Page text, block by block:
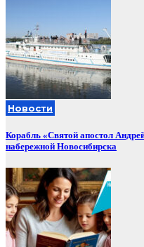
Новости
Корабль «Святой апостол
набережной Новосибирска